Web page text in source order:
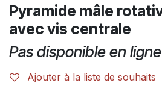
Pyramide mâle
avec vis centrale
Pas disponible en ligne
Ajouter à la liste de souhaits